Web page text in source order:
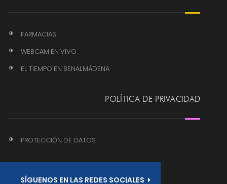
FARMACIAS
WEBCAM EN VIVO
EL TIEMPO EN BENALMÁDENA
POLÍTICA DE PRIVACIDAD
PROTECCIÓN DE DATOS
SÍGUENOS EN LAS REDES SOCIALES